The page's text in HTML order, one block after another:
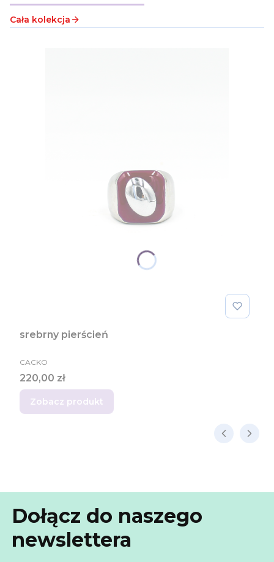
Cała kolekcja
srebrny pierścień
PRODUCENT
CACKO
Cena
220,00 zł
Zobacz produkt
Dołącz do naszego
newslettera